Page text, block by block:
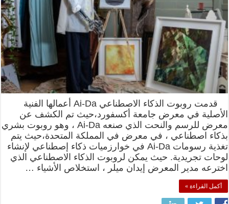
قدمت روبوت الذكاء الاصطناعي Ai-Da أعمالها الفنية
الأصلية في معرض جامعة أكسفورد،حيث تم الكشف عن
معرض للرسم والنحت الذي صنعه Ai-Da ، وهو روبوت بشري
بذكاء اصطناعي ، في معرض في المملكة المتحدة،حيث يتم
تغذية رسومات Ai-Da في خوارزميات ذكاء إصطناعي لإنشاء
لوحات تجريدية. حيث يمكن لروبوت الذكاء الاصطناعي الذي
اخترعه مدير المعرض إيدان ميلر ، استخلاص الأشياء …
أكمل القراءة »